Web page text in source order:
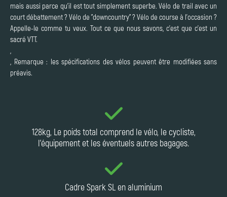
mais aussi parce qu'il est tout simplement superbe. Vélo de trail avec un
court débattement ? Vélo de "downcountry" ? Vélo de course à l'occasion ?
Appelle-le comme tu veux. Tout ce que nous savons, c'est que c'est un
sacré VTT.
, Remarque : les spécifications des vélos peuvent être modifiées sans
préavis.
128kg, Le poids total comprend le vélo, le cycliste,
l'équipement et les éventuels autres bagages.
Cadre Spark SL en aluminium